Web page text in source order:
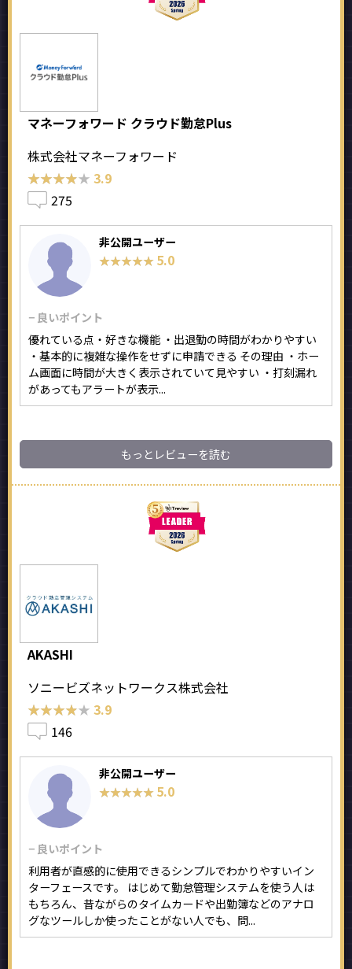
マネーフォワード クラウド勤怠Plus
株式会社マネーフォワード
★★★★★
★★★★★ 3.9
275
非公開ユーザー
★★★★★
★★★★★ 5.0
− 良いポイント
優れている点・好きな機能 ・出退勤の時間がわかりやすい
・基本的に複雑な操作をせずに申請できる その理由 ・ホー
ム画面に時間が大きく表示されていて見やすい ・打刻漏れ
があってもアラートが表示...
もっとレビューを読む
AKASHI
ソニービズネットワークス株式会社
★★★★★
★★★★★ 3.9
146
非公開ユーザー
★★★★★
★★★★★ 5.0
− 良いポイント
利用者が直感的に使用できるシンプルでわかりやすいイン
ターフェースです。 はじめて勤怠管理システムを使う人は
もちろん、昔ながらのタイムカードや出勤簿などのアナロ
グなツールしか使ったことがない人でも、問...